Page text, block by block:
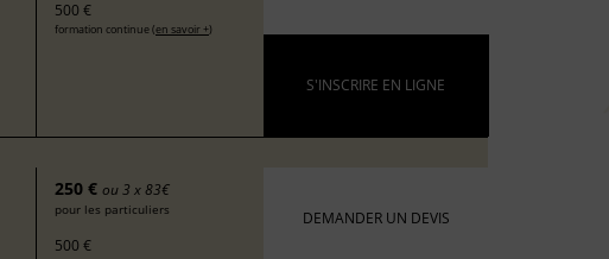
500 €
formation continue (en savoir +)
S'INSCRIRE EN LIGNE
250 € ou 3 x 83€
pour les particuliers
500 €
DEMANDER UN DEVIS